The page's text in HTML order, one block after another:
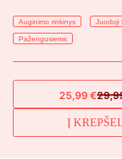
Auginimo rinkinys Juodoji
Pažengusiems
Original
price
was:
25,99€
Current
price
is:
Į